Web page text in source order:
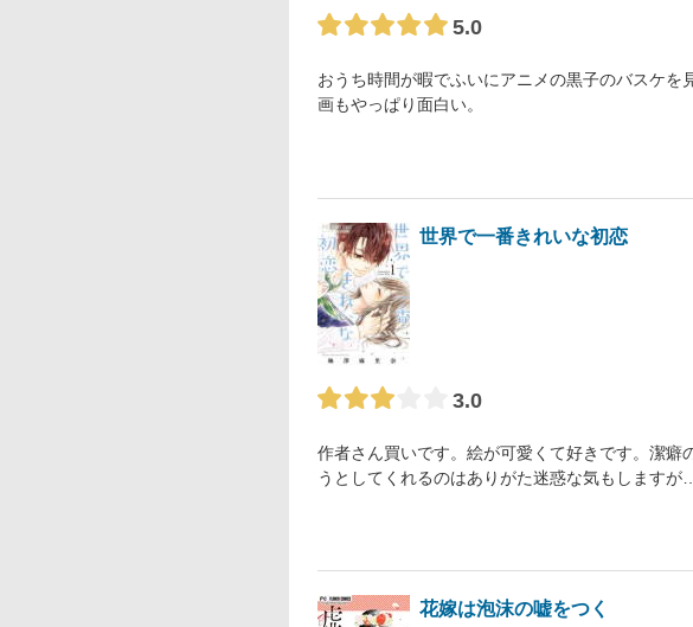
5.0
おうち時間が暇でふいにアニメの黒子のバスケ
画もやっぱり面白い。
世界で一番きれいな初恋
3.0
作者さん買いです。絵が可愛くて好きです。潔
うとしてくれるのはありがた迷惑な気もしますが…
花嫁は泡沫の嘘をつく